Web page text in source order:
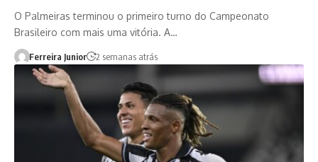
O Palmeiras terminou o primeiro turno do Campeonato
Brasileiro com mais uma vitória. A…
Ferreira Junior 2 semanas atrás